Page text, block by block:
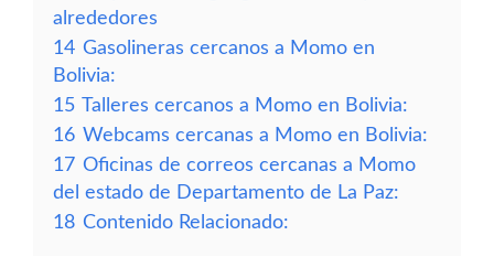
alrededores
14 Gasolineras cercanos a Momo en
Bolivia:
15 Talleres cercanos a Momo en Bolivia:
16 Webcams cercanas a Momo en Bolivia:
17 Oficinas de correos cercanas a Momo
del estado de Departamento de La Paz:
18 Contenido Relacionado: